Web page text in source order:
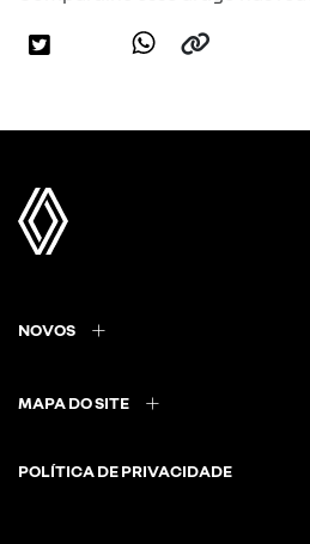
NOVOS
MAPA DO SITE
POLÍTICA DE PRIVACIDADE